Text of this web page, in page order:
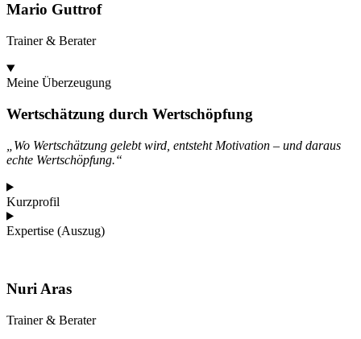
Mario Guttrof
Trainer & Berater
Meine Überzeugung
Wertschätzung durch Wertschöpfung
Wo Wertschätzung gelebt wird, entsteht Motivation – und daraus
echte Wertschöpfung.“
Kurzprofil
Expertise (Auszug)
Nuri Aras
Trainer & Berater